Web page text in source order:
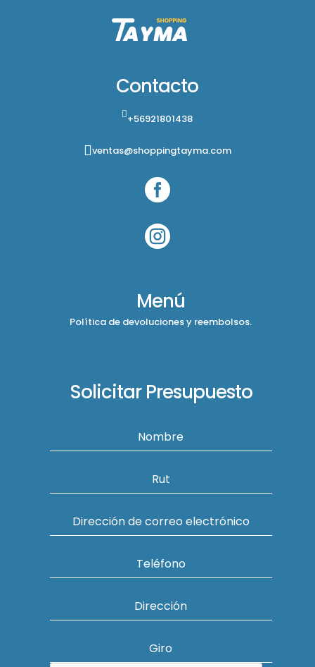
Contacto
+56921801438
ventas@shoppingtayma.com


Menú
Política de devoluciones y reembolsos.
Solicitar Presupuesto
Nombre
Rut
Dirección de correo electrónico
Teléfono
Dirección
Giro